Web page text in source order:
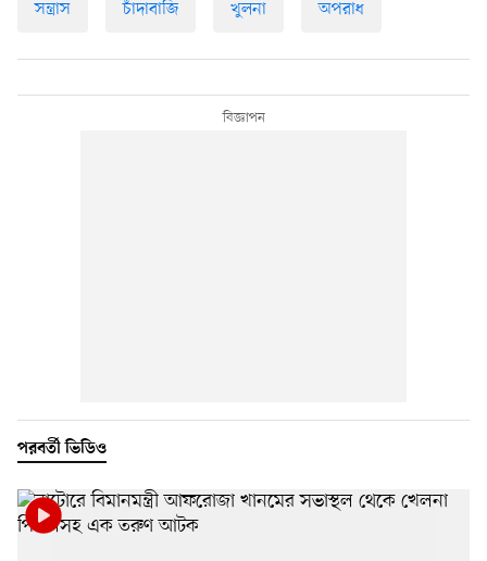
সন্ত্রাস চাঁদাবাজি খুলনা অপরাধ
পরবর্তী ভিডিও